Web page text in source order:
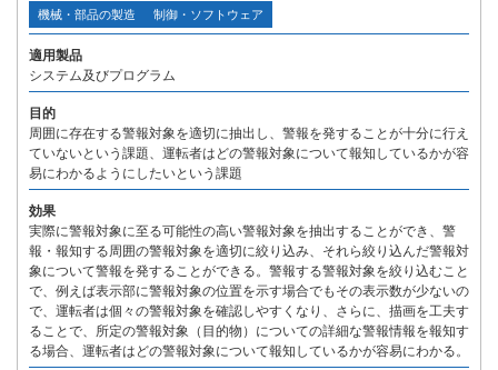
機械・部品の製造 制御・ソフトウェア
適用製品
システム及びプログラム
目的
周囲に存在する警報対象を適切に抽出し、警報を発することが十分に行え
ていないという課題、運転者はどの警報対象について報知しているかが容
易にわかるようにしたいという課題
効果
実際に警報対象に至る可能性の高い警報対象を抽出することができ、警
報・報知する周囲の警報対象を適切に絞り込み、それら絞り込んだ警報対
象について警報を発することができる。警報する警報対象を絞り込むこと
で、例えば表示部に警報対象の位置を示す場合でもその表示数が少ないの
で、運転者は個々の警報対象を確認しやすくなり、さらに、描画を工夫す
ることで、所定の警報対象（目的物）についての詳細な警報情報を報知す
る場合、運転者はどの警報対象について報知しているかが容易にわかる。